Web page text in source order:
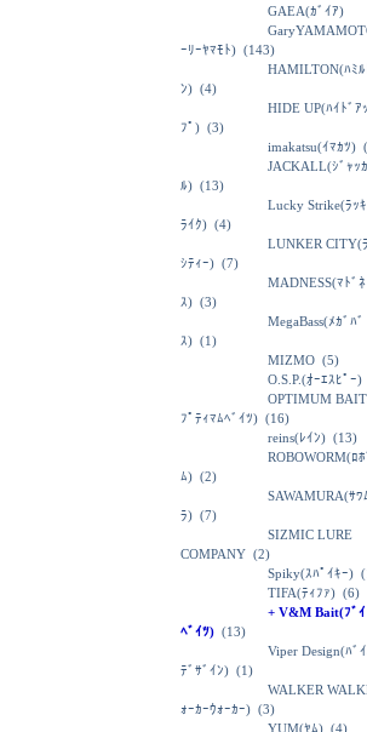
GAEA(ｶﾞｲｱ)
ｰﾘｰﾔﾏﾓﾄ) (143)
HAMILTON(ﾊﾐﾙ
ﾝ) (4)
HIDE UP(ﾊｲﾄﾞｱｯ
ﾌﾟ) (3)
imakatsu(ｲﾏｶﾂ)
JACKALL(ｼﾞｬｯｶ
ﾙ) (13)
Lucky Strike(ﾗｯ
ﾗｲｸ) (4)
LUNKER CITY(
ｼﾃｨｰ) (7)
MADNESS(ﾏﾄﾞﾈ
ｽ) (3)
MegaBass(ﾒｶﾞﾊﾞ
ｽ) (1)
MIZMO (5)
O.S.P.(ｵｰｴｽﾋﾟｰ)
OPTIMUM
ﾌﾟﾃｨﾏﾑﾍﾞｲﾂ) (16)
reins(ﾚｲﾝ) (13)
ROBOWORM(ﾛ
ﾑ) (2)
SAWAMURA(ｻﾜ
ﾗ) (7)
SIZMIC LURE
COMPANY (2)
Spiky(ｽﾊﾟｲｷｰ)
TIFA(ﾃｨﾌｧ) (6)
+ V&M Bait(ﾌﾞｲ
ﾍﾞｲﾂ) (13)
Viper Design(ﾊﾞ
ﾃﾞｻﾞｲﾝ) (1)
WALKER
ｫｰｶｰｳｫｰｶｰ) (3)
YUM(ﾔﾑ) (4)